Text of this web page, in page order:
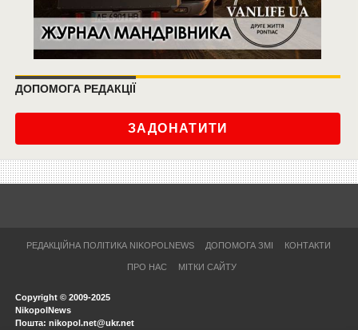
ДОПОМОГА РЕДАКЦІЇ
ЗАДОНАТИТИ
РЕДАКЦІЙНА ПОЛІТИКА NIKOPOLNEWS ДОПОМОГА ЗМІ КОНТАКТИ
ПРО НАС МІТКИ САЙТУ
Copyright © 2009-2025
NikopolNews
Пошта: nikopol.net@ukr.net